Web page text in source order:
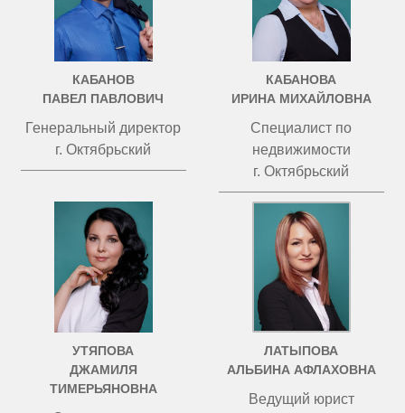
КАБАНОВ
ПАВЕЛ ПАВЛОВИЧ
Генеральный директор
г. Октябрьский
КАБАНОВА
ИРИНА МИХАЙЛОВНА
Специалист по
недвижимости
г. Октябрьский
УТЯПОВА
ДЖАМИЛЯ
ТИМЕРЬЯНОВНА
ЛАТЫПОВА
АЛЬБИНА АФЛАХОВНА
Ведущий юрист